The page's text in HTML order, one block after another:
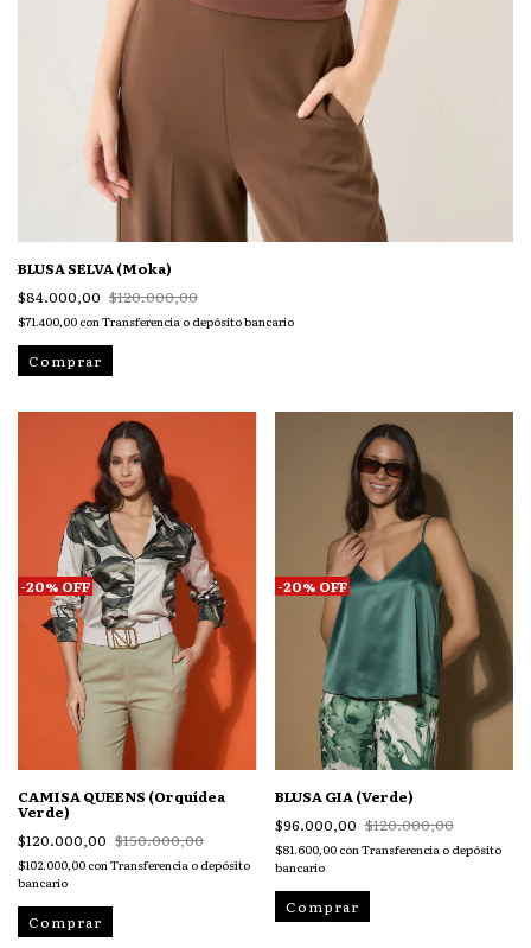
BLUSA SELVA (Moka)
$84.000,00 $120.000,00
$71.400,00 con Transferencia o depósito bancario
Comprar
-20% OFF
CAMISA QUEENS (Orquídea
Verde)
$120.000,00 $150.000,00
$102.000,00 conTransferencia o depósito
bancario
Comprar
-20% OFF
BLUSA GIA (Verde)
$96.000,00 $120.000,00
$81.600,00 conTransferencia o depósito
bancario
Comprar